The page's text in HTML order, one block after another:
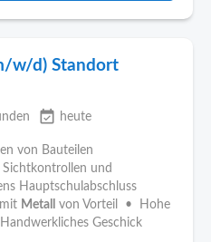
w/d) Standort
event_available heute
von Bauteilen
und
Hauptschulabschluss
Metall
von Vorteil • Hohe
Geschick